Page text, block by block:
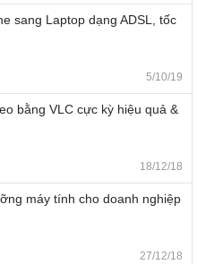
sang Laptop dạng ADSL, tốc
5/10/19
bằng VLC cực kỳ hiệu quả &
18/12/18
máy tính cho doanh nghiệp
27/12/18